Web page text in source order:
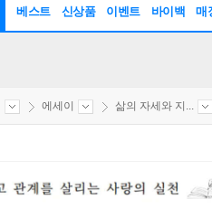
베스트 신상품 이벤트 바이백 매
에세이 삶의 자세와 지...